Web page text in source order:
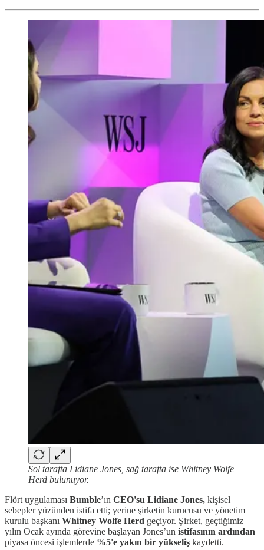
Sol tarafta Lidiane Jones, sağ tarafta ise Whitney Wolfe
Herd bulunuyor.
Flört uygulaması Bumble’ın CEO'su Lidiane Jones, kişisel
sebepler yüzünden istifa etti; yerine şirketin kurucusu ve yönetim
kurulu başkanı Whitney Wolfe Herd geçiyor. Şirket, geçtiğimiz
yılın Ocak ayında görevine başlayan Jones’un istifasının ardından
piyasa öncesi işlemlerde %5'e yakın bir yükseliş kaydetti.